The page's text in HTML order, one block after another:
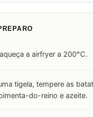
a airfryer a 200°C.
tigela, tempere as
do-reino e azeite.